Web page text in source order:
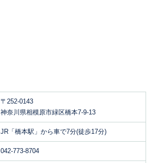
〒252-0143
神奈川県相模原市緑区橋本7-9-13
JR「橋本駅」から車で7分(徒歩17分)
042-773-8704